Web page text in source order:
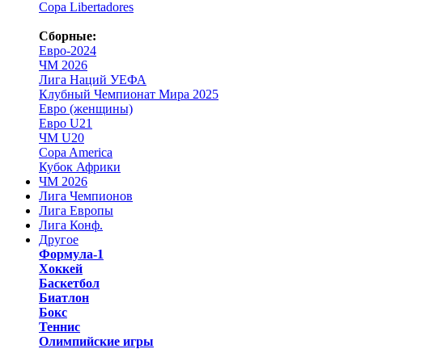
Copa Libertadores
Сборные:
Евро-2024
ЧМ 2026
Лига Наций УЕФА
Клубный Чемпионат Мира 2025
Евро (женщины)
Евро U21
ЧМ U20
Copa America
Кубок Африки
ЧМ 2026
Лига Чемпионов
Лига Европы
Лига Конф.
Другое
Формула-1
Хоккей
Баскетбол
Биатлон
Бокс
Теннис
Олимпийские игры